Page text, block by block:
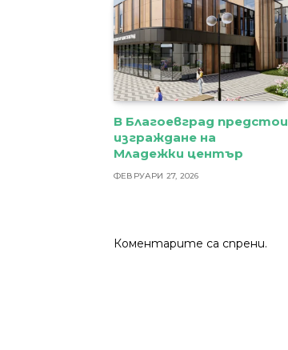
В Благоевград предстои
изграждане на
Младежки център
ФЕВРУАРИ 27, 2026
Коментарите са спрени.